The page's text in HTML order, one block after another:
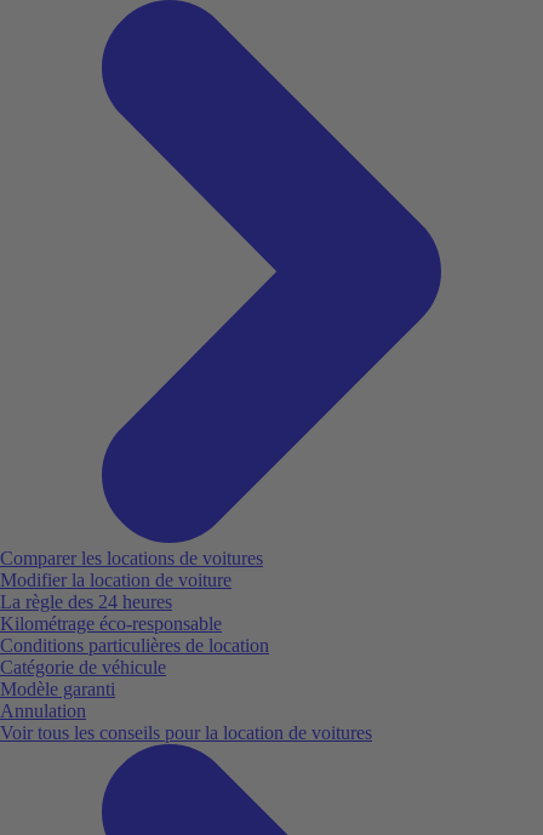
Comparer les locations de voitures
Modifier la location de voiture
La règle des 24 heures
Kilométrage éco-responsable
Conditions particulières de location
Catégorie de véhicule
Modèle garanti
Annulation
Voir tous les conseils pour la location de voitures